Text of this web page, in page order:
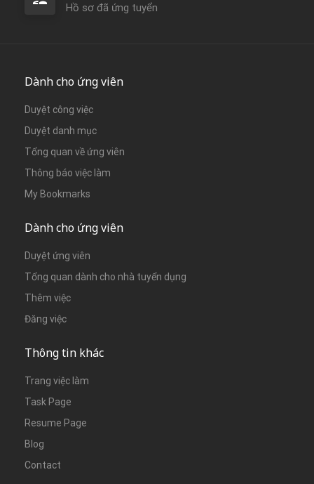
Hồ sơ đã ứng tuyển
Dành cho ứng viên
Duyệt công việc
Duyệt danh mục
Tổng quan về ứng viên
Thông báo việc làm
My Bookmarks
Dành cho ứng viên
Duyệt ứng viên
Tổng quan dành cho nhà tuyển dụng
Thêm việc
Đăng việc
Thông tin khác
Trang việc làm
Task Page
Resume Page
Blog
Contact